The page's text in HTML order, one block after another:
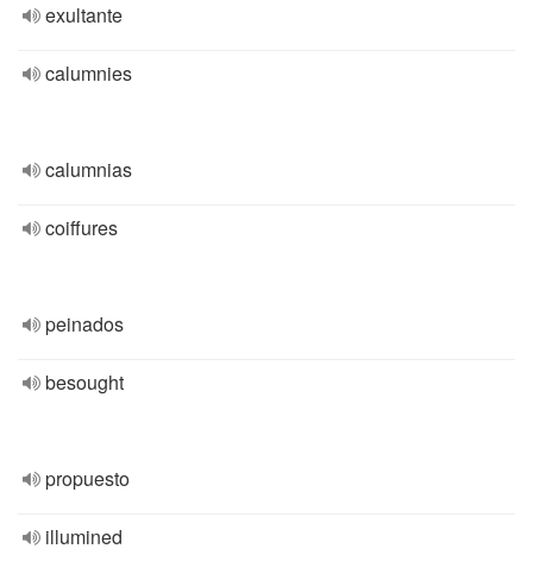
exultante
calumnies
calumnias
coiffures
peinados
besought
propuesto
illumined